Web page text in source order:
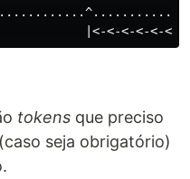
tokens que preciso
seja obrigatório)